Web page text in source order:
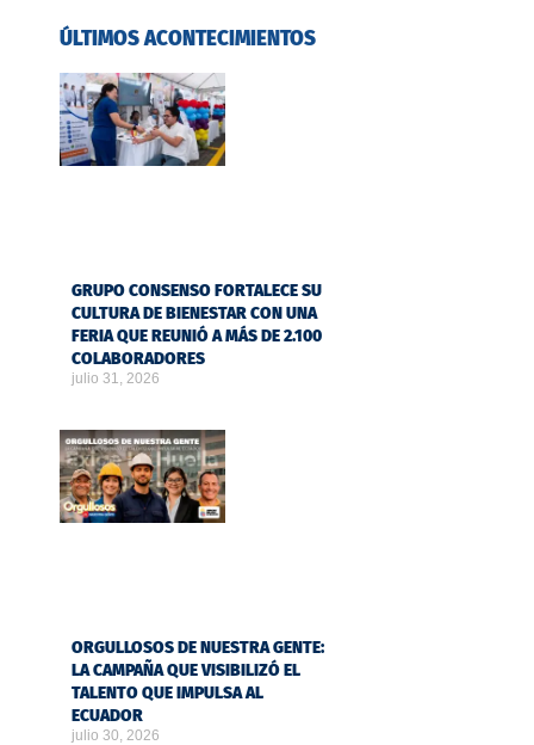
ÚLTIMOS ACONTECIMIENTOS
GRUPO CONSENSO FORTALECE SU
CULTURA DE BIENESTAR CON UNA
FERIA QUE REUNIÓ A MÁS DE 2.100
COLABORADORES
julio 31, 2026
ORGULLOSOS DE NUESTRA GENTE:
LA CAMPAÑA QUE VISIBILIZÓ EL
TALENTO QUE IMPULSA AL
ECUADOR
julio 30, 2026